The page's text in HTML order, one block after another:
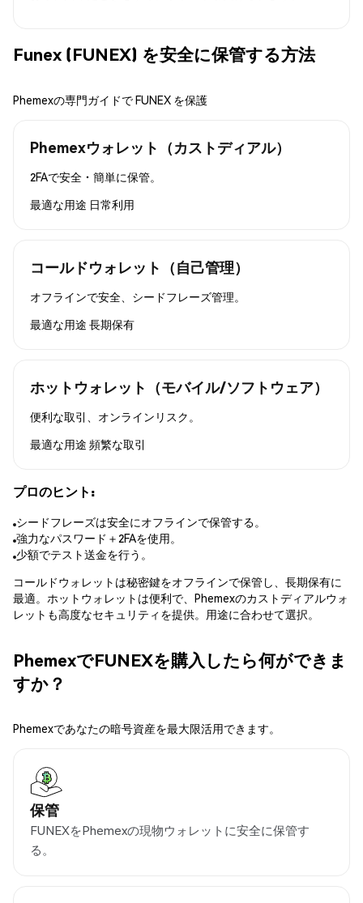
Funex (FUNEX) を安全に保管する方法
Phemexの専門ガイドで FUNEX を保護
Phemexウォレット（カストディアル）
2FAで安全・簡単に保管。
最適な用途 日常利用
コールドウォレット（自己管理）
オフラインで安全、シードフレーズ管理。
最適な用途 長期保有
ホットウォレット（モバイル/ソフトウェア）
便利な取引、オンラインリスク。
最適な用途 頻繁な取引
プロのヒント:
シードフレーズは安全にオフラインで保管する。
強力なパスワード＋2FAを使用。
少額でテスト送金を行う。
コールドウォレットは秘密鍵をオフラインで保管し、長期保有に
最適。ホットウォレットは便利で、Phemexのカストディアルウォ
レットも高度なセキュリティを提供。用途に合わせて選択。
PhemexでFUNEXを購入したら何ができま
すか？
Phemexであなたの暗号資産を最大限活用できます。
保管
FUNEXをPhemexの現物ウォレットに安全に保管す
る。